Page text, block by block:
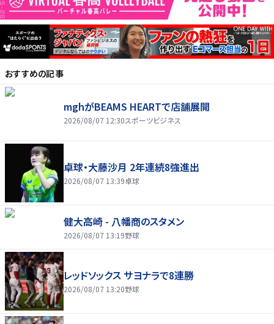
おすすめの記事
mghがBEAMS HEARTで店舗展開
2026/08/07 12:30スポーツビジネス
卓球・大藤沙月 2年連続8強進出
2026/08/07 13:39卓球
健大高崎 - 八幡商のスタメン
2026/08/07 13:19野球
レッドソックス サヨナラで8連勝
2026/08/07 13:20野球